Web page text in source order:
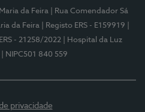
da Feira
| Rua Comendador Sá
da Feira
| Registo ERS - E159919
- 21258/2022
| Hospital da Luz
| NIPC501 840 559
privacidade